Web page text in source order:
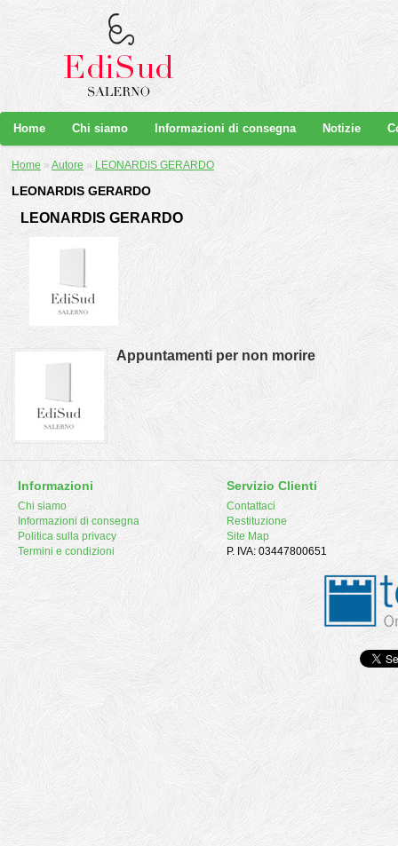
Home Chi siamo Informazioni di consegna Notizie
Home » Autore » LEONARDIS GERARDO
LEONARDIS GERARDO
LEONARDIS GERARDO
Appuntamenti per non morire
Informazioni
Chi siamo
Informazioni di consegna
Politica sulla privacy
Termini e condizioni
Servizio Clienti
Contattaci
Restituzione
Site Map
P. IVA: 03447800651